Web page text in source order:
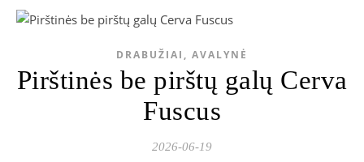
DRABUŽIAI, AVALYNĖ
Pirštinės be pirštų galų Cerva
Fuscus
2026-06-19